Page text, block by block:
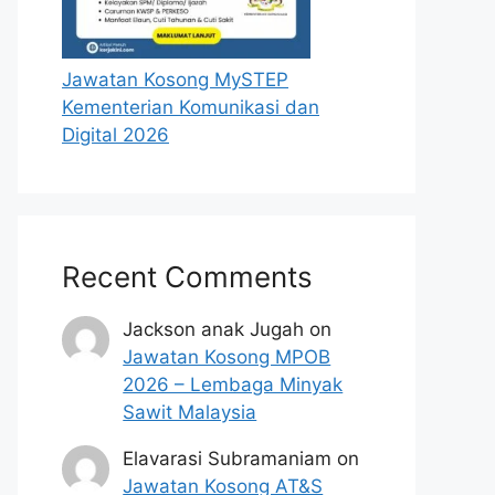
Jawatan Kosong MySTEP
Kementerian Komunikasi dan
Digital 2026
Recent Comments
Jackson anak Jugah on
Jawatan Kosong MPOB
2026 – Lembaga Minyak
Sawit Malaysia
Elavarasi Subramaniam on
Jawatan Kosong AT&S